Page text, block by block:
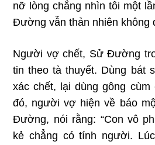
nỡ lòng chẳng nhìn tôi một
Đường vẫn thản nhiên không
Người vợ chết, Sử Đường
tin theo tà thuyết. Dùng bát
xác chết, lại dùng gông
đó, người vợ hiện về báo
Đường, nói rằng: “Con vô
kẻ chẳng có tính người.